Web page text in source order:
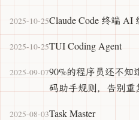
2025-10-25Claude Code 终端 AI
2025-10-25TUI Coding Agent
2025-09-0790%的程序员还不知
码助手规则，告别重
2025-08-03Task Master